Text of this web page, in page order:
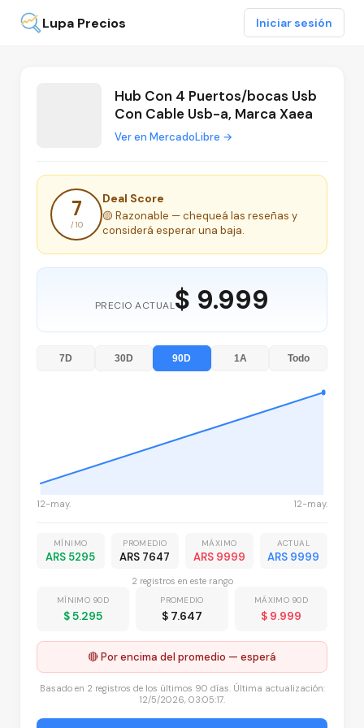
Lupa Precios Iniciar sesión
Hub Con 4 Puertos/bocas Usb
Con Cable Usb-a, Marca Xaea
Ver en MercadoLibre →
7
/ 10
Deal Score
🟡 Razonable — chequeá las reseñas y
considerá esperar una baja.
PRECIO ACTUAL$ 9.999
7D 30D 90D 1A Todo
12-may. 12-may.
MÍNIMO
ARS 5295
PROMEDIO
ARS 7647
MÁXIMO
ARS 9999
ACTUAL
ARS 9999
2 registros en este rango
MÍNIMO 90D
$ 5.295
PROMEDIO
$ 7.647
MÁXIMO 90D
$ 9.999
🔴 Por encima del promedio — esperá
Basado en 2 registros de los últimos 90 días. Última actualización:
12/5/2026, 03:05:17.